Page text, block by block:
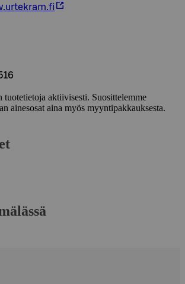
tuotetietoja aktiivisesti. Suosittelemme
ainesosat aina myös myyntipakkauksesta.